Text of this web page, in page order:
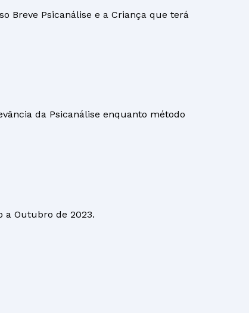
Breve Psicanálise e a Criança que terá
da Psicanálise enquanto método
a Outubro de 2023.